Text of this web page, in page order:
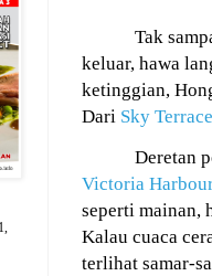
Tak
keluar, hawa
ketinggian,
Dari Sky
Deretan
Victoria
seperti mainan,
Kalau cuaca
terlihat samar-